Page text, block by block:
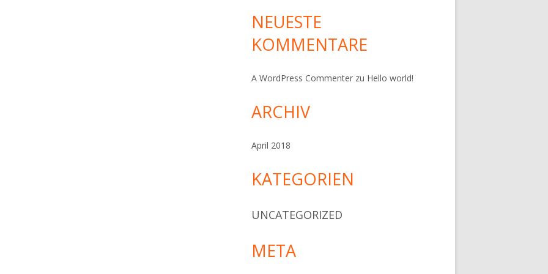
NEUESTE
KOMMENTARE
A WordPress Commenter zu Hello world!
ARCHIV
April 2018
KATEGORIEN
UNCATEGORIZED
META